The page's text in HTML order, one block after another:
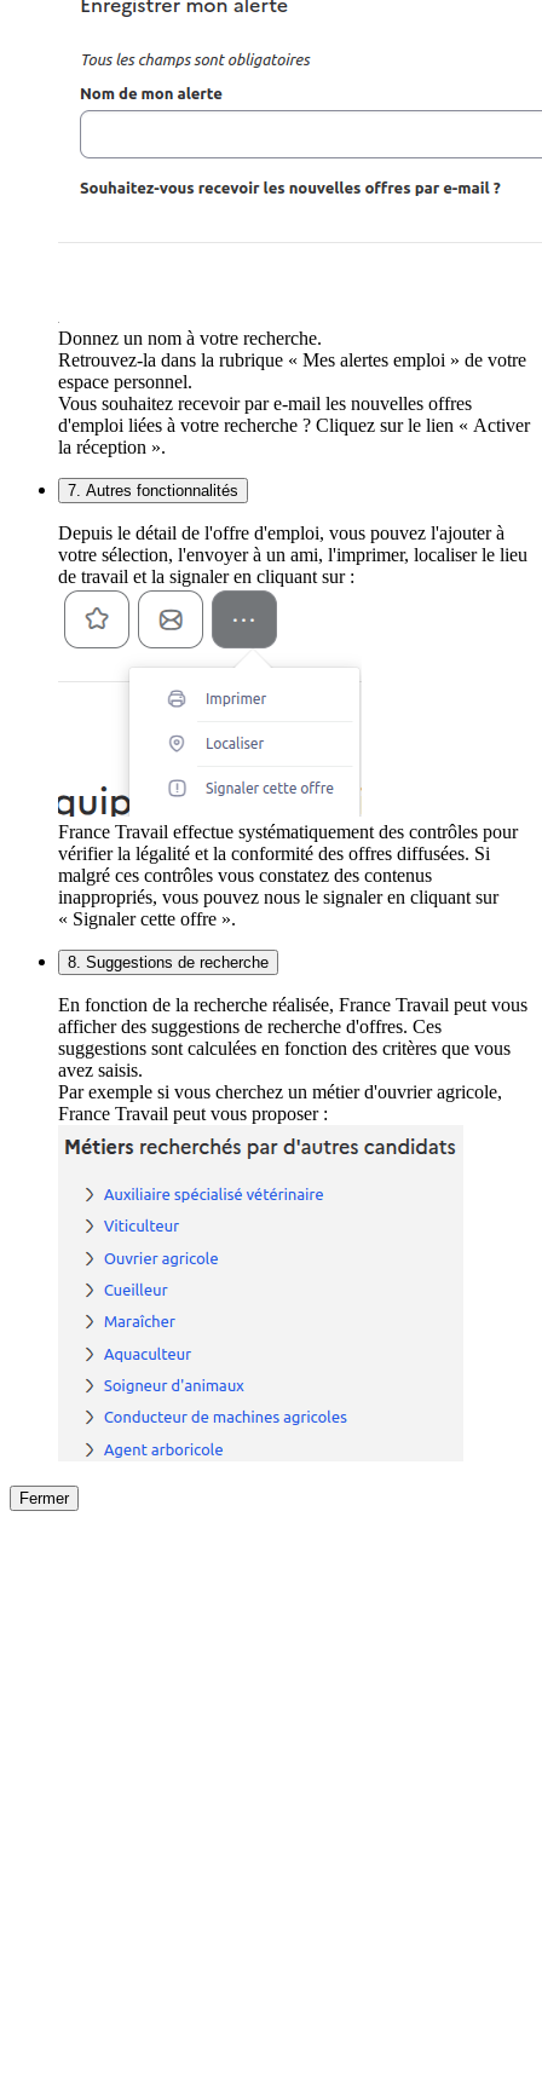
Donnez un nom à votre recherche.
Retrouvez-la dans la rubrique « Mes alertes emploi » de votre
espace personnel.
Vous souhaitez recevoir par e-mail les nouvelles offres
d'emploi liées à votre recherche ? Cliquez sur le lien « Activer
la réception ».
7. Autres fonctionnalités
Depuis le détail de l'offre d'emploi, vous pouvez l'ajouter à
votre sélection, l'envoyer à un ami, l'imprimer, localiser le lieu
de travail et la signaler en cliquant sur :
France Travail effectue systématiquement des contrôles pour
vérifier la légalité et la conformité des offres diffusées. Si
malgré ces contrôles vous constatez des contenus
inappropriés, vous pouvez nous le signaler en cliquant sur
« Signaler cette offre ».
8. Suggestions de recherche
En fonction de la recherche réalisée, France Travail peut vous
afficher des suggestions de recherche d'offres. Ces
suggestions sont calculées en fonction des critères que vous
avez saisis.
Par exemple si vous cherchez un métier d'ouvrier agricole,
France Travail peut vous proposer :
Fermer